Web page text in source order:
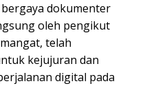
dokumenter
oleh pengikut
telah
kejujuran dan
digital pada